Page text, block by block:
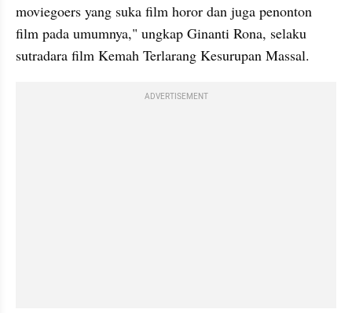
moviegoers yang suka film horor dan juga penonton
film pada umumnya," ungkap Ginanti Rona, selaku
sutradara film Kemah Terlarang Kesurupan Massal.
ADVERTISEMENT